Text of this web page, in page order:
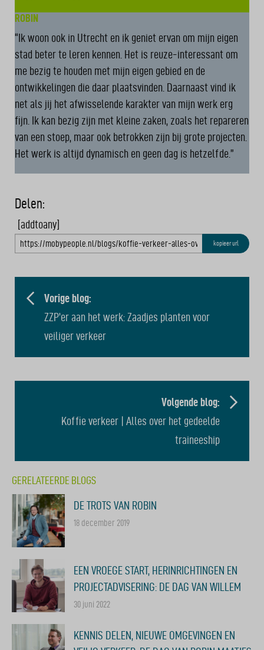
ROBIN
“Ik woon ook in Utrecht en ik geniet ervan om mijn eigen
stad beter te leren kennen. Het is reuze-interessant om
me bezig te houden met mijn eigen gebied en de
ontwikkelingen die daar plaatsvinden. Daarnaast vind ik
net als jij het afwisselende karakter van mijn werk erg
fijn. Ik kan bezig zijn met kleine zaken, zoals het repareren
van een stoep, maar ook betrokken zijn bij grote projecten.
Het werk is altijd dynamisch en geen dag is hetzelfde.”
Delen:
[addtoany]
kopieer url
NAVIGATIE
Vorige blog:
ZZP’er aan het werk: Zaadjes planten voor
veiliger verkeer
Volgende blog:
Koffie verkeer | Alles over het gedeelde
traineeship
GERELATEERDE BLOGS
DE TROTS VAN ROBIN
18 december 2019
EEN VROEGE START, HERINRICHTINGEN EN
PROJECTADVISERING: DE DAG VAN WILLEM
30 juni 2022
KENNIS DELEN, NIEUWE OMGEVINGEN EN